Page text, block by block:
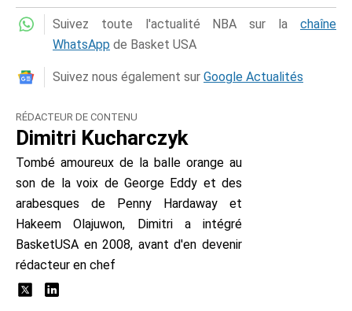
Suivez toute l'actualité NBA sur la chaîne
WhatsApp de Basket USA
Suivez nous également sur Google Actualités
RÉDACTEUR DE CONTENU
Dimitri Kucharczyk
Tombé amoureux de la balle orange au
son de la voix de George Eddy et des
arabesques de Penny Hardaway et
Hakeem Olajuwon, Dimitri a intégré
BasketUSA en 2008, avant d'en devenir
rédacteur en chef